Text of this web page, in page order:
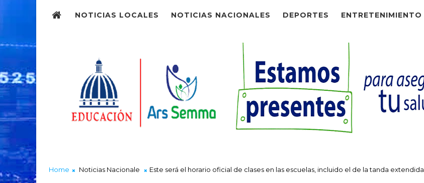
NOTICIAS LOCALES NOTICIAS NACIONALES DEPORTES ENTRETENIMIENTO
Home Noticias Nacionale Este será el horario oficial de clases en las escuelas, incluido el de la tanda extendida